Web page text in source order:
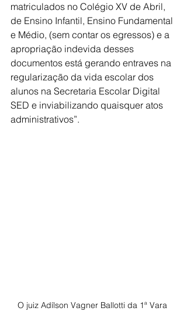
matriculados no Colégio XV de Abril,
de Ensino Infantil, Ensino Fundamental
e Médio, (sem contar os egressos) e a
apropriação indevida desses
documentos está gerando entraves na
regularização da vida escolar dos
alunos na Secretaria Escolar Digital
SED e inviabilizando quaisquer atos
administrativos”.
O juiz Adílson Vagner Ballotti da 1ª Vara